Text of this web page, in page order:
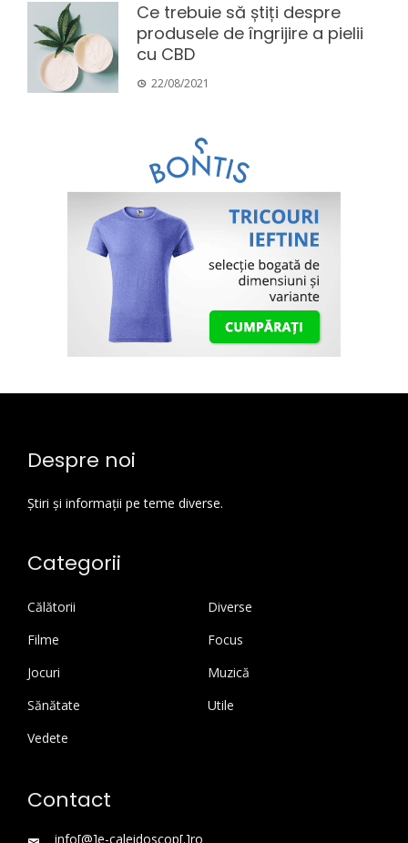
Ce trebuie să știți despre
produsele de îngrijire a pielii
cu CBD
22/08/2021
Despre noi
Știri și informații pe teme diverse.
Categorii
Călătorii
Diverse
Filme
Focus
Jocuri
Muzică
Sănătate
Utile
Vedete
Contact
info[@]e-caleidoscop[.]ro